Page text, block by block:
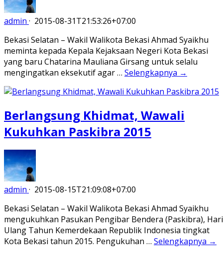
admin · 2015-08-31T21:53:26+07:00
Bekasi Selatan – Wakil Walikota Bekasi Ahmad Syaikhu
meminta kepada Kepala Kejaksaan Negeri Kota Bekasi
yang baru Chatarina Mauliana Girsang untuk selalu
mengingatkan eksekutif agar … Selengkapnya →
Berlangsung Khidmat, Wawali
Kukuhkan Paskibra 2015
admin · 2015-08-15T21:09:08+07:00
Bekasi Selatan – Wakil Walikota Bekasi Ahmad Syaikhu
mengukuhkan Pasukan Pengibar Bendera (Paskibra), Hari
Ulang Tahun Kemerdekaan Republik Indonesia tingkat
Kota Bekasi tahun 2015. Pengukuhan … Selengkapnya →